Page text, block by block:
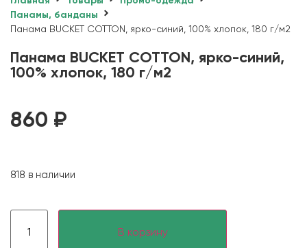
Панамы, банданы
Панама BUCKET COTTON, ярко-синий, 100% хлопок, 180 г/м2
Панама BUCKET COTTON, ярко-синий,
100% хлопок, 180 г/м2
860 ₽
818 в наличии
В корзину